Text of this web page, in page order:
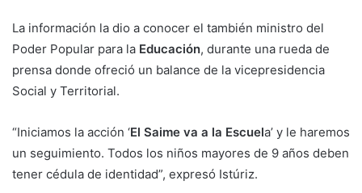
La información la dio a conocer el también ministro del
Poder Popular para la Educación, durante una rueda de
prensa donde ofreció un balance de la vicepresidencia
Social y Territorial.
“Iniciamos la acción ‘El Saime va a la Escuela’ y le haremos
un seguimiento. Todos los niños mayores de 9 años deben
tener cédula de identidad”, expresó Istúriz.